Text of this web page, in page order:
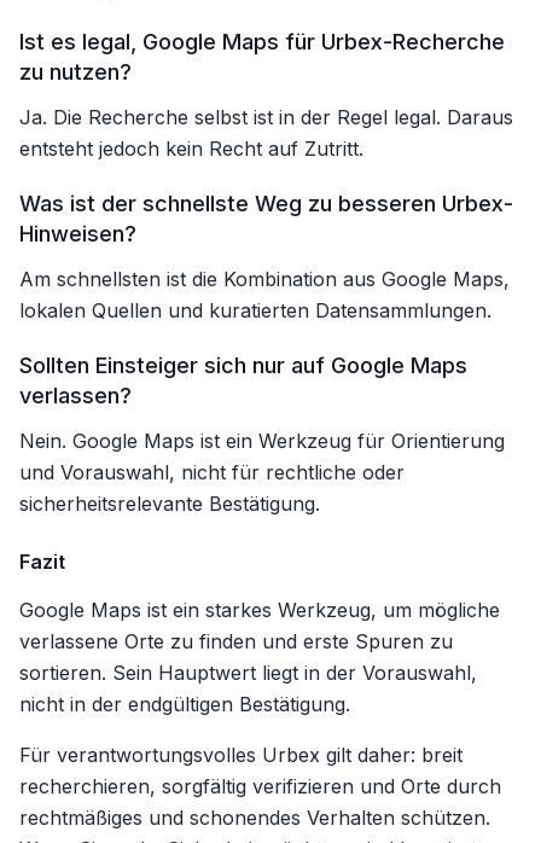
Ist es legal, Google Maps für Urbex-Recherche
zu nutzen?
Ja. Die Recherche selbst ist in der Regel legal. Daraus
entsteht jedoch kein Recht auf Zutritt.
Was ist der schnellste Weg zu besseren Urbex-
Hinweisen?
Am schnellsten ist die Kombination aus Google Maps,
lokalen Quellen und kuratierten Datensammlungen.
Sollten Einsteiger sich nur auf Google Maps
verlassen?
Nein. Google Maps ist ein Werkzeug für Orientierung
und Vorauswahl, nicht für rechtliche oder
sicherheitsrelevante Bestätigung.
Fazit
Google Maps ist ein starkes Werkzeug, um mögliche
verlassene Orte zu finden und erste Spuren zu
sortieren. Sein Hauptwert liegt in der Vorauswahl,
nicht in der endgültigen Bestätigung.
Für verantwortungsvolles Urbex gilt daher: breit
recherchieren, sorgfältig verifizieren und Orte durch
rechtmäßiges und schonendes Verhalten schützen.